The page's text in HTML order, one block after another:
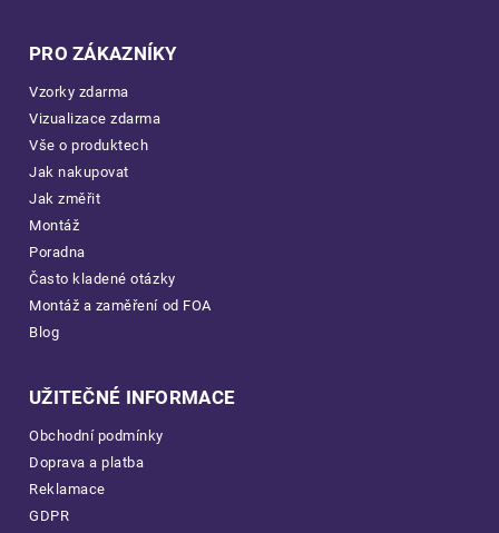
PRO ZÁKAZNÍKY
Vzorky zdarma
Vizualizace zdarma
Vše o produktech
Jak nakupovat
Jak změřit
Montáž
Poradna
Často kladené otázky
Montáž a zaměření od FOA
Blog
UŽITEČNÉ INFORMACE
Obchodní podmínky
Doprava a platba
Reklamace
GDPR